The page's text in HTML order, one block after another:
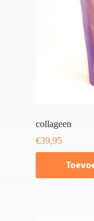
collageen
€39,95